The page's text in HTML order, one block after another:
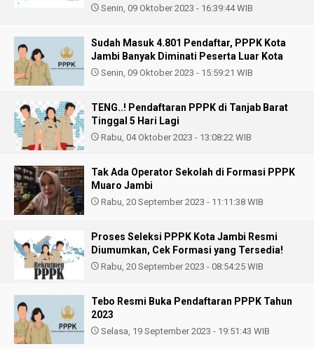
Senin, 09 Oktober 2023 - 16:39:44 WIB
Sudah Masuk 4.801 Pendaftar, PPPK Kota
Jambi Banyak Diminati Peserta Luar Kota
Senin, 09 Oktober 2023 - 15:59:21 WIB
TENG..! Pendaftaran PPPK di Tanjab Barat
Tinggal 5 Hari Lagi
Rabu, 04 Oktober 2023 - 13:08:22 WIB
Tak Ada Operator Sekolah di Formasi PPPK
Muaro Jambi
Rabu, 20 September 2023 - 11:11:38 WIB
Proses Seleksi PPPK Kota Jambi Resmi
Diumumkan, Cek Formasi yang Tersedia!
Rabu, 20 September 2023 - 08:54:25 WIB
Tebo Resmi Buka Pendaftaran PPPK Tahun
2023
Selasa, 19 September 2023 - 19:51:43 WIB